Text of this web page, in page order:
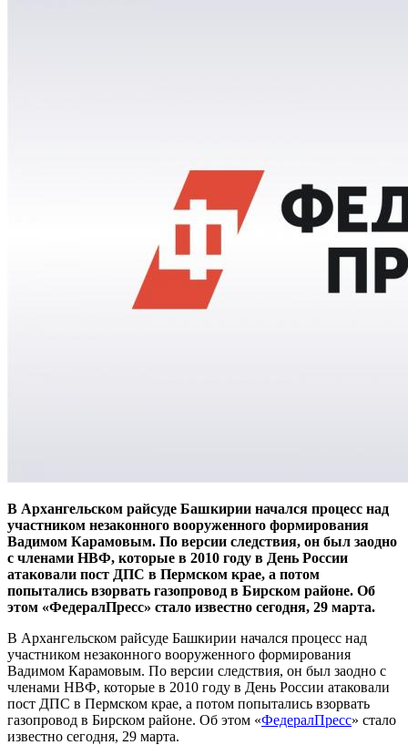
В Архангельском райсуде Башкирии начался процесс над
участником незаконного вооруженного формирования
Вадимом Карамовым. По версии следствия, он был заодно
с членами НВФ, которые в 2010 году в День России
атаковали пост ДПС в Пермском крае, а потом
попытались взорвать газопровод в Бирском районе. Об
этом «ФедералПресс» стало известно сегодня, 29 марта.
В Архангельском райсуде Башкирии начался процесс над
участником незаконного вооруженного формирования
Вадимом Карамовым. По версии следствия, он был заодно с
членами НВФ, которые в 2010 году в День России атаковали
пост ДПС в Пермском крае, а потом попытались взорвать
газопровод в Бирском районе. Об этом «ФедералПресс» стало
известно сегодня, 29 марта.